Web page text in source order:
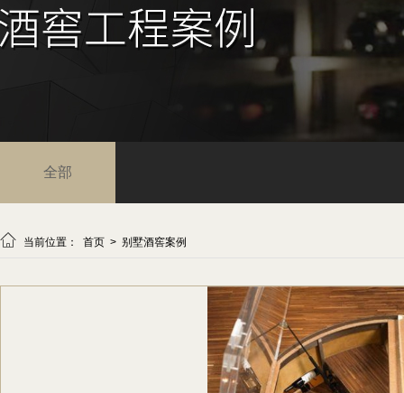
全部
 当前位置： 首页 > 别墅酒窖案例